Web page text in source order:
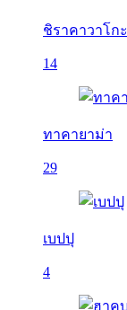
ชิราคาวาโกะ
14
ทาคายาม่า
29
เบปปุ
4